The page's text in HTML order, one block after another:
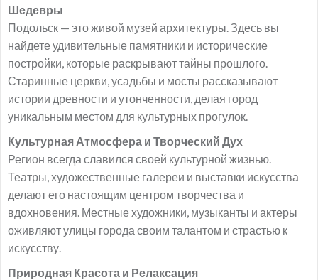
Шедевры
Подольск — это живой музей архитектуры. Здесь вы
найдете удивительные памятники и исторические
постройки, которые раскрывают тайны прошлого.
Старинные церкви, усадьбы и мосты рассказывают
истории древности и утонченности, делая город
уникальным местом для культурных прогулок.
Культурная Атмосфера и Творческий Дух
Регион всегда славился своей культурной жизнью.
Театры, художественные галереи и выставки искусства
делают его настоящим центром творчества и
вдохновения. Местные художники, музыканты и актеры
оживляют улицы города своим талантом и страстью к
искусству.
Природная Красота и Релаксация